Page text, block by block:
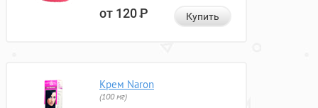
от 120Р Купить
Крем Naron
(100 мг)